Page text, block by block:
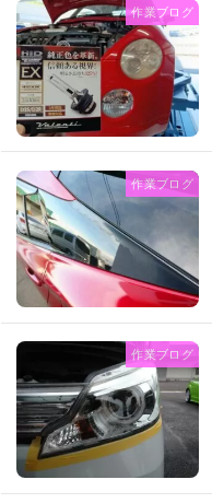
作業ブログ
作業ブログ
作業ブログ